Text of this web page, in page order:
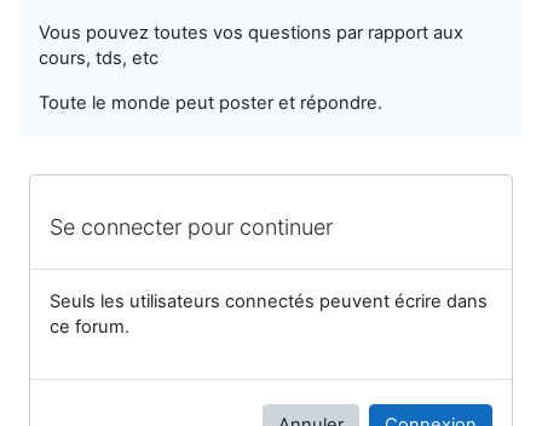
Vous pouvez toutes vos questions par rapport aux
cours, tds, etc
Toute le monde peut poster et répondre.
Se connecter pour continuer
Seuls les utilisateurs connectés peuvent écrire dans
ce forum.